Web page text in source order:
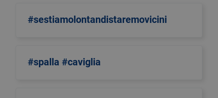
#sestiamolontandistaremovicini
#spalla #caviglia